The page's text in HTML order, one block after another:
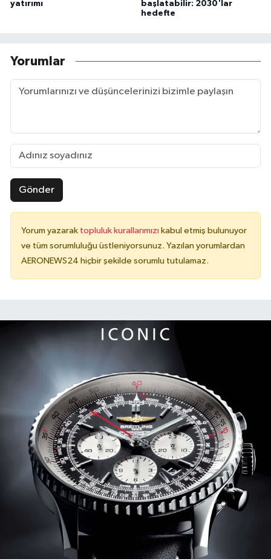
yatırımı
başlatabilir: 2030'lar
hedefte
Yorumlar
Gönder
Yorum yazarak topluluk kurallarımızı kabul etmiş bulunuyor
ve tüm sorumluluğu üstleniyorsunuz. Yazılan yorumlardan
AERONEWS24 hiçbir şekilde sorumlu tutulamaz.